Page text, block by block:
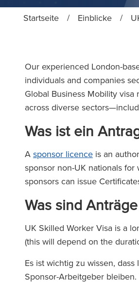
Startseite / Einblicke /
Our experienced London-
individuals and companies
Global Business Mobility
across diverse
Was ist ein
A sponsor licence is an
sponsor non-UK nationals
sponsors can issue
Was sind
UK Skilled Worker Visa is a
(this will depend on the
Es ist wichtig zu wissen,
Sponsor-Arbeitgeber